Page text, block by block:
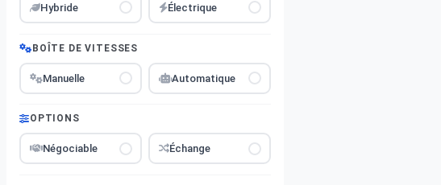
Hybride Électrique
BOÎTE DE VITESSES
Manuelle Automatique
OPTIONS
Négociable Échange